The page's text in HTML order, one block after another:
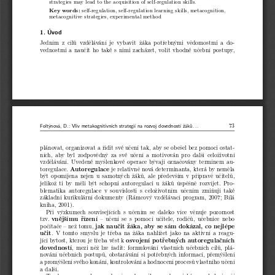
strategies may lead to the acquisition of self-regulation skills.
Key words: self-regulation, self-regulation learning skills, metacognition,
metacognitive strategies, experimental method
1. Úvod
Jedním z cílů vzdělávání je vybavit žáka potřebnými vědomostmi a do-
vednostmi a naučit ho také s nimi zacházet, volit vhodné učební postupy,
Foltýnová, D.: Vliv metakognitivních strategií na rozvoj dovedností žáků... 73
plánovat, organizovat a řídit své učení tak, aby se obešel bez pomoci ostat-
ních, aby byl zodpovědný za své učení a motivován pro další celoživotní
vzdělávání. Uvedené myšlenkové operace bývají označovány termínem au-
toregulace.
Autoregulace je relativně nová determinanta, která by neměla
být opomíjena nejen u samotných žáků, ale především v přípravě učitelů,
jelikož ti by měli být schopni autoregulaci u žáků úspěšně rozvíjet. Pro-
blematika autoregulace v souvislosti s celoživotním učením zmiňují také
základní kurikulární dokumenty (Rámcový vzdělávací program, 2007; Bílá
kniha, 2001).
Při výzkumech souvisejících s učením se daleko více věnuje pozornost
tzv. vnějšímu řízení – učení se s pomocí učitele, rodičů, učebnice nebo
počítače – než tomu, jak naučit žáka, aby se sám dokázal, co nejlépe
učit. V tomto smyslu je třeba na žáka nahlížet jako na aktivní a reagu-
jící bytost, kterou je třeba vést k osvojení potřebných autoregulačních
dovedností , mezi něž lze řadit: formulování vlastních učebních cílů, plá-
nování učebních postupů, obstarávání si potřebných informací, přemýšlení
a promýšlení svého konání, kontrolování a hodnocení procesů vlastního učení
a další.